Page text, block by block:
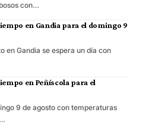
con…
en Gandia para el domingo 9
en Gandia se espera un día con
en Peñíscola para el
9 de agosto con temperaturas